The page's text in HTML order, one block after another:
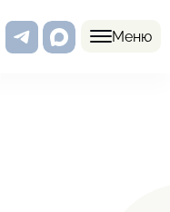
Меню